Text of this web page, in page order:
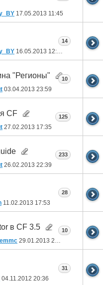
17.05.2013 11:45
16.05.2013 12:06
14
"Регионы"
03.04.2013 23:59
10
CF
27.02.2013 17:35
125
26.02.2013 22:39
233
11.02.2013 17:53
28
в CF 3.5
29.01.2013 20:27
10
04.11.2012 20:36
31